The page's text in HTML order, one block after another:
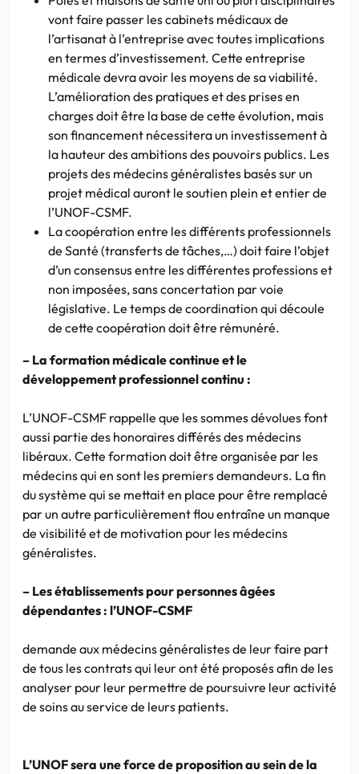
vont faire passer les cabinets médicaux de
l’artisanat à l’entreprise avec toutes implications
en termes d’investissement. Cette entreprise
médicale devra avoir les moyens de sa viabilité.
L’amélioration des pratiques et des prises en
charges doit être la base de cette évolution, mais
son financement nécessitera un investissement à
la hauteur des ambitions des pouvoirs publics. Les
projets des médecins généralistes basés sur un
projet médical auront le soutien plein et entier de
l’UNOF-CSMF.
La coopération entre les différents professionnels
de Santé (transferts de tâches,…) doit faire l’objet
d’un consensus entre les différentes professions et
non imposées, sans concertation par voie
législative. Le temps de coordination qui découle
de cette coopération doit être rémunéré.
– La formation médicale continue et le
développement professionnel continu :
L’UNOF-CSMF rappelle que les sommes dévolues font
aussi partie des honoraires différés des médecins
libéraux. Cette formation doit être organisée par les
médecins qui en sont les premiers demandeurs. La fin
du système qui se mettait en place pour être remplacé
par un autre particulièrement flou entraîne un manque
de visibilité et de motivation pour les médecins
généralistes.
– Les établissements pour personnes âgées
dépendantes : l’UNOF-CSMF
demande aux médecins généralistes de leur faire part
de tous les contrats qui leur ont été proposés afin de les
analyser pour leur permettre de poursuivre leur activité
de soins au service de leurs patients.
L’UNOF sera une force de proposition au sein de la